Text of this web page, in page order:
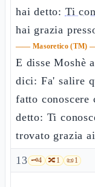
hai detto: Ti
hai grazia
—— Masoretico (TM)
E disse Moshè
dici: Fa' salire
fatto conoscere
detto: Ti
trovato grazia
13 🗝️4 🔀1 📜1